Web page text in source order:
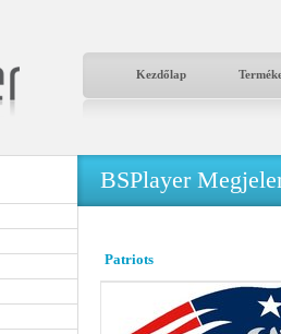
Kezdőlap
BSPlayer
Patriots